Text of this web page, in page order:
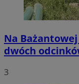
Na
dwóch
3